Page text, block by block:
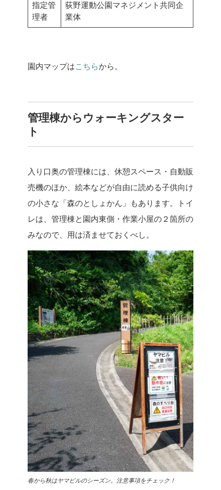
指定管
理者
荻野運動公園マネジメント共同企
業体
園内マップはこちらから。
管理棟からウォーキングスター
ト
入り口奥の管理棟には、休憩スペース・自動販
売機のほか、絵本などが自由に読める子供向け
の小さな「森のとしょかん」もあります。トイ
レは、管理棟と園内東側・作業小屋の２箇所の
みなので、用は済ませておくべし。
春から秋はヤマビルのシーズン。注意事項をチェック！